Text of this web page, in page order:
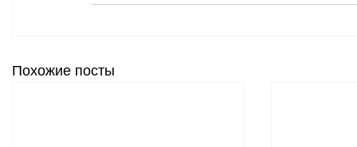
Похожие посты